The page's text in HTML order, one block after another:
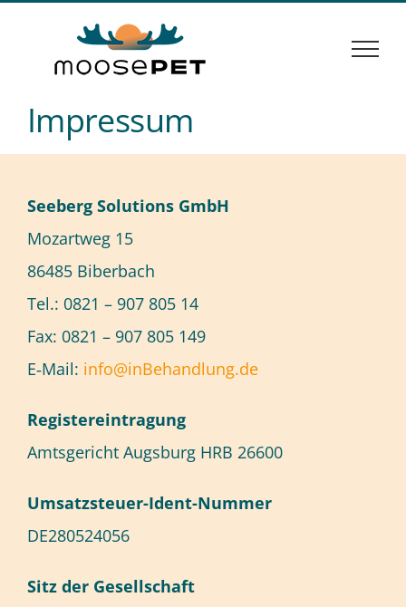
springen
Im­pres­sum
See­berg So­lu­ti­ons GmbH
Mo­zart­weg 15
86485 Bi­ber­bach
Tel.: 0821 – 907 805 14
Fax: 0821 – 907 805 149
E‑Mail: info@​inBehandlung.​de
Re­gis­ter­ein­tra­gung
Amts­ge­richt Augs­burg HRB 26600
Um­satz­steu­er-Ident-Num­mer
DE280524056
Sitz der Ge­sell­schaft